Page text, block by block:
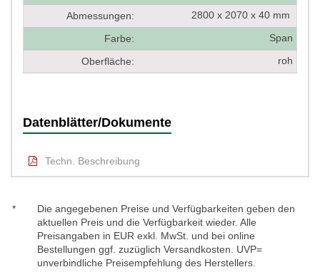
Abmessungen: 2800 x 2070 x 40 mm
Farbe: Span
Oberfläche: roh
Datenblätter/Dokumente
Techn. Beschreibung
*
Die angegebenen Preise und Verfügbarkeiten geben den
aktuellen Preis und die Verfügbarkeit wieder. Alle
Preisangaben in EUR exkl. MwSt. und bei online
Bestellungen ggf. zuzüglich Versandkosten. UVP=
unverbindliche Preisempfehlung des Herstellers.